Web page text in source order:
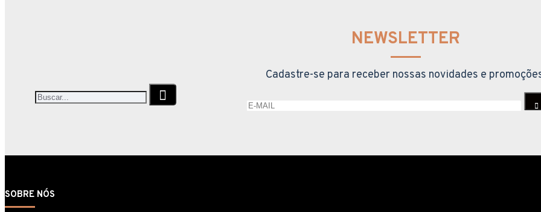
NEWSLETTER
Cadastre-se para receber nossas novidades e
SOBRE NÓS